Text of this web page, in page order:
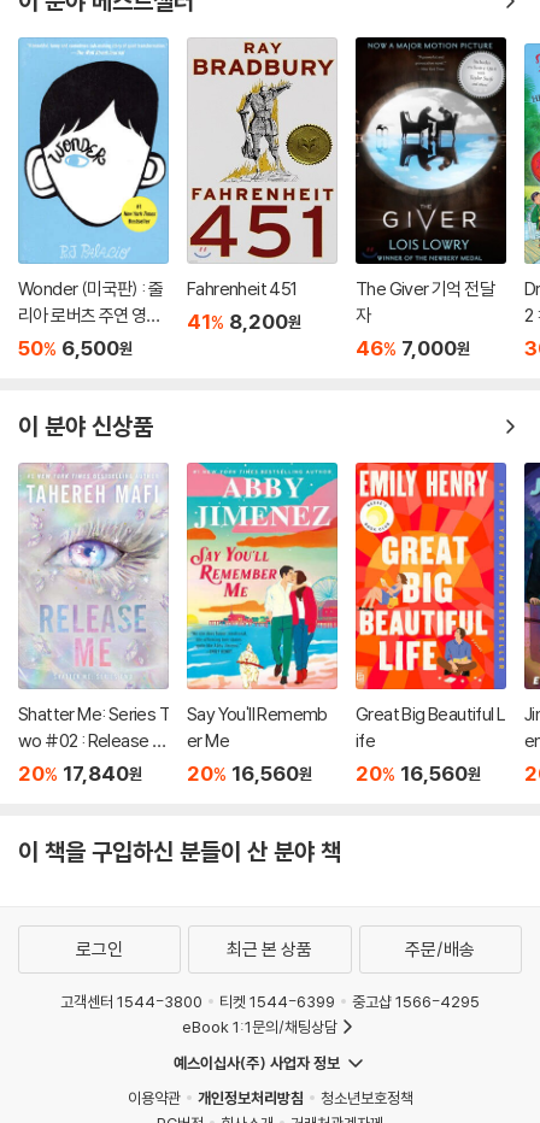
Wonder (미국판) : 줄
리아 로버츠 주연 영화
'원더' 원작 소설
50% 6,500원
Fahrenheit 451
41% 8,200원
The Giver 기억 전달
자
46% 7,000원
2
이 분야 신상품
Shatter Me: Series T
wo #02 : Release M
e
20% 17,840원
Say You'll Rememb
er Me
20% 16,560원
Great Big Beautiful L
ife
20% 16,560원
이 책을 구입하신 분들이 산 분야 책
로그인 최근 본 상품 주문/배송
고객센터 1544-3800 티켓 1544-6399
중고샵 1566-4295
eBook 1:1문의/채팅상담
예스이십사(주) 사업자 정보
이용약관
개인정보처리방침
청소년보호정책